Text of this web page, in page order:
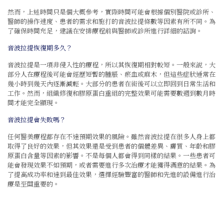
然而，上述時間只是個大概參考，實際時間可能會根據個別醫院或診所、
醫師的操作速度、患者的需求和施打的音波拉提條數等因素有所不同。為
了確保時間充足，建議在安排療程前與醫師或診所進行詳細的諮詢。
音波拉提恢復期多久？
音波拉提是一項非侵入性的療程，所以其恢復期相對較短。一般來說，大
部分人在療程後可能會經歷短暫的腫脹、瘀血或麻木，但這些症狀通常在
幾小時到幾天內逐漸減輕。大部分的患者在術後可以立即回到日常生活和
工作。然而，組織修復和膠原蛋白重組的完整效果可能需要數週到數月時
間才能完全顯現。
音波拉提會失敗嗎？
任何醫美療程都存在不達預期效果的風險。雖然音波拉提在很多人身上都
取得了良好的效果，但其效果還是受到患者的個體差異、膚質、年齡和膠
原蛋白含量等因素的影響。不是每個人都會得到同樣的結果。一些患者可
能會發現效果不如預期，或者需要進行多次治療才能獲得滿意的結果。為
了提高成功率和達到最佳效果，選擇經驗豐富的醫師和先進的設備進行治
療是至關重要的。